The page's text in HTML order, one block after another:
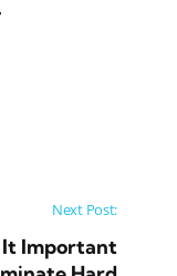
Next Post:
It Important